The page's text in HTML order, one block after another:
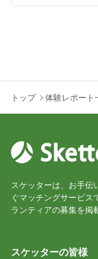
トップ 体験レポート
スケッターは、お手伝
ぐマッチングサービス
ランティアの募集を掲
スケッターの皆様